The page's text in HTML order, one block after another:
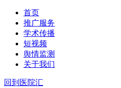
首页
推广服务
学术传播
短视频
舆情监测
关于我们
回到医院汇